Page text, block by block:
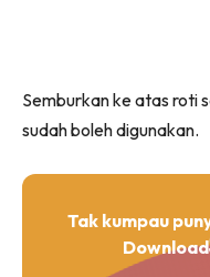
Semburkan ke atas roti
sudah boleh digunakan.
Tak kumpau
Download